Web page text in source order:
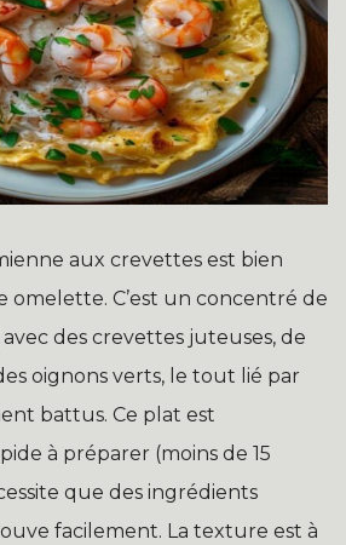
aux crevettes est bien
omelette. C’est un concentré de
avec des crevettes juteuses, de
oignons verts, le tout lié par
battus. Ce plat est
à préparer (moins de 15
que des ingrédients
facilement. La texture est à